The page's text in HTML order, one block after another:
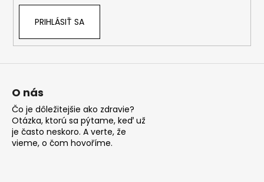
PRIHLÁSIŤ SA
O nás
Čo je dôležitejšie ako zdravie?
Otázka, ktorú sa pýtame, keď už
je často neskoro. A verte, že
vieme, o čom hovoříme.